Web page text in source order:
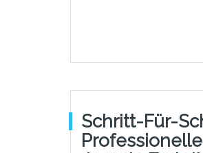
Schritt-Für-